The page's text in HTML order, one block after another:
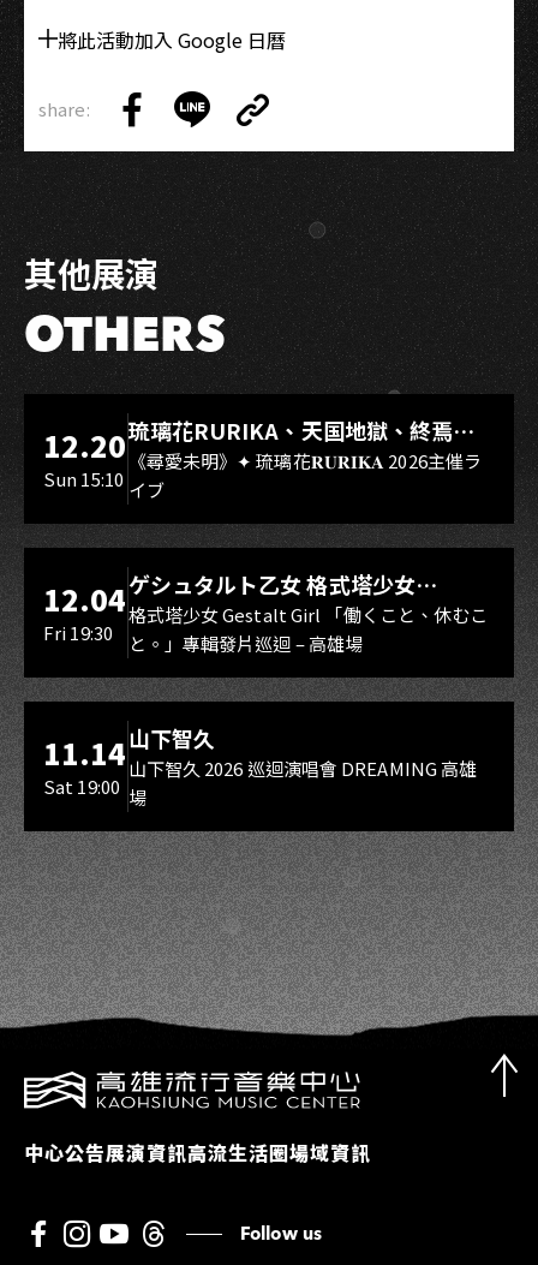
將此活動加入 Google 日曆
share:
on
Facebook
on
LINE
Link
Copy
Link
其他展演
OTHERS
LIVE WAREHOUSE 小庫
12.20
Sun 15:10
琉璃花RURIKA、天国地獄、終焉
Rebirth、DUALIA、無我夢中、花奏
スマイル（O.A.）
《尋愛未明》✦ 琉璃花𝐑𝐔𝐑𝐈𝐊𝐀 2026主催ラ
イブ
LIVE WAREHOUSE 小庫
12.04
Fri 19:30
ゲシュタルト乙女 格式塔少女
Gestalt Girl
格式塔少女 Gestalt Girl 「働くこと、休むこ
と。」專輯發片巡迴 – 高雄場
11.14
Sat 19:00
山下智久
山下智久 2026 巡迴演唱會 DREAMING 高雄
場
中心公告展演資訊高流生活圈場域資訊
Follow us